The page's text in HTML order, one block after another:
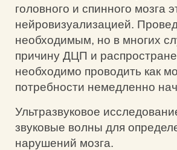
головного и спинного мозга
нейровизуализацией.
необходимым, но в многих
причину ДЦП и
необходимо проводить как
потребности немедленно
Ультразвуковое
звуковые волны для
нарушений мозга.